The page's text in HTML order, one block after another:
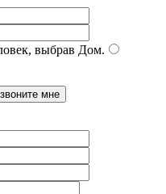
выбрав Дом.